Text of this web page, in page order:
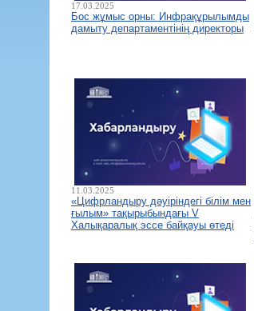
17.03.2025
Бос жұмыс орны: Инфрақұрылымды
дамыту департаментінің директоры
11.03.2025
«Цифрландыру дәуіріндегі білім мен
ғылым» тақырыбындағы V
Халықаралық эссе байқауы өтеді